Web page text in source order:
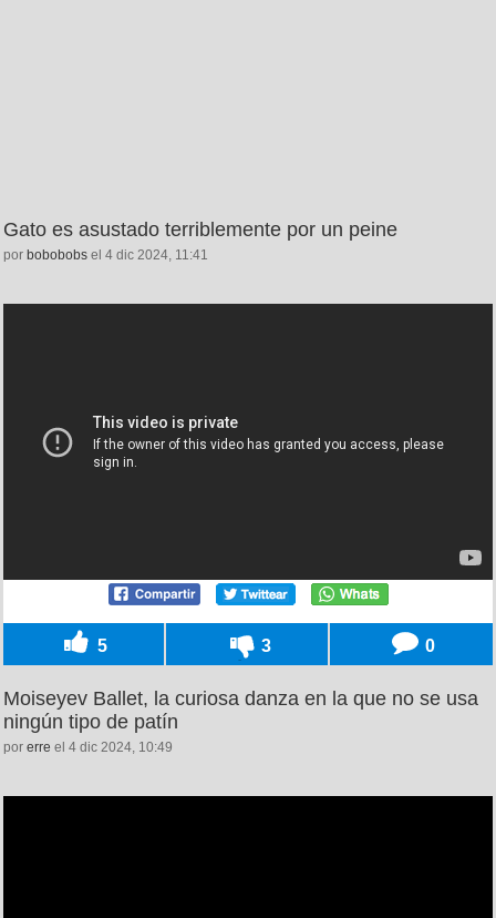
Gato es asustado terriblemente por un peine
por bobobobs el 4 dic 2024, 11:41
5 3 0
Moiseyev Ballet, la curiosa danza en la que no se usa
ningún tipo de patín
por erre el 4 dic 2024, 10:49